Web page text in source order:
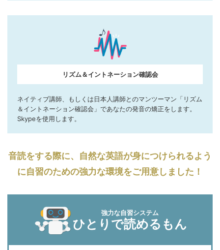
リズム＆イントネーション確認会
ネイティブ講師、もしくは日本人講師とのマンツーマン「リズム
＆イントネーション確認会」であなたの発音の矯正をします。
Skypeを使用します。
音読をする際に、自然な英語が身につけられるよう
に自習のための強力な環境をご用意しました！
強力な自習システム
ひとりで読めるもん